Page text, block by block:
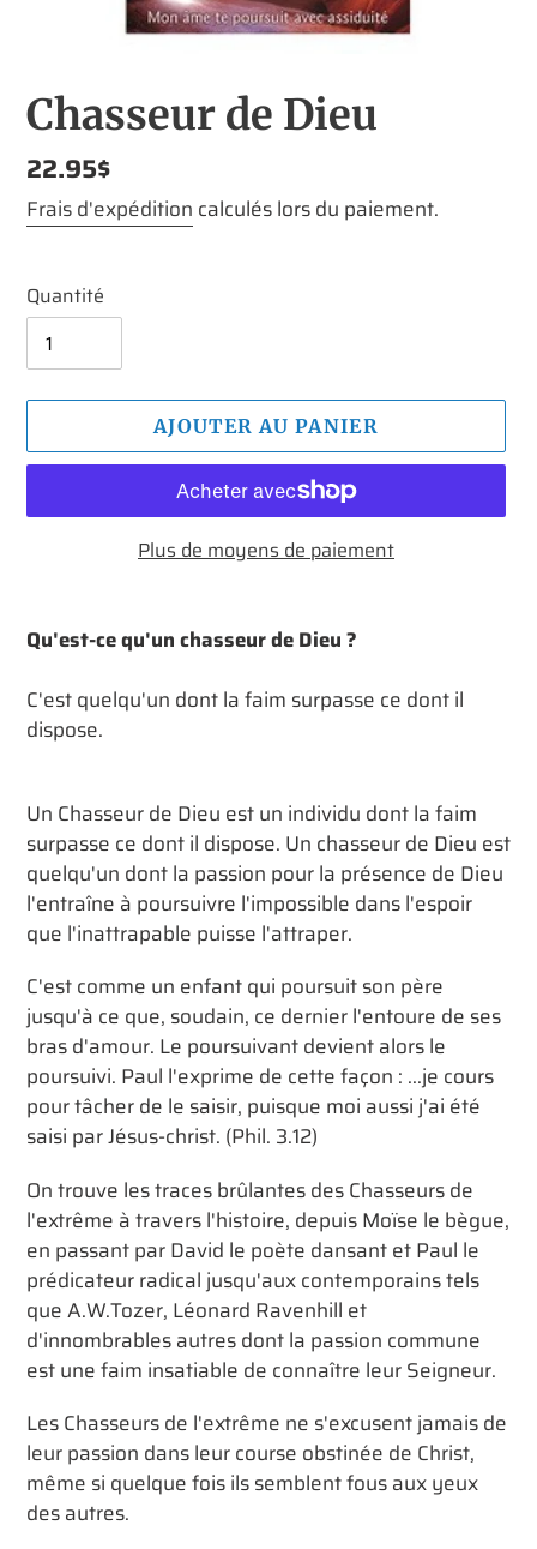
Chasseur de Dieu
Prix
normal
22.95$
Frais d'expédition calculés lors du paiement.
Quantité
AJOUTER AU PANIER
Plus de moyens de paiement
d'un
à
votre
Qu'est-ce qu'un chasseur de Dieu ?
C'est quelqu'un dont la faim surpasse ce dont il
dispose.
Un Chasseur de Dieu est un individu dont la faim
surpasse ce dont il dispose. Un chasseur de Dieu est
quelqu'un dont la passion pour la présence de Dieu
l'entraîne à poursuivre l'impossible dans l'espoir
que l'inattrapable puisse l'attraper.
C'est comme un enfant qui poursuit son père
jusqu'à ce que, soudain, ce dernier l'entoure de ses
bras d'amour. Le poursuivant devient alors le
poursuivi. Paul l'exprime de cette façon : ...je cours
pour tâcher de le saisir, puisque moi aussi j'ai été
saisi par Jésus-christ. (Phil. 3.12)
On trouve les traces brûlantes des Chasseurs de
l'extrême à travers l'histoire, depuis Moïse le bègue,
en passant par David le poète dansant et Paul le
prédicateur radical jusqu'aux contemporains tels
que A.W.Tozer, Léonard Ravenhill et
d'innombrables autres dont la passion commune
est une faim insatiable de connaître leur Seigneur.
Les Chasseurs de l'extrême ne s'excusent jamais de
leur passion dans leur course obstinée de Christ,
même si quelque fois ils semblent fous aux yeux
des autres.